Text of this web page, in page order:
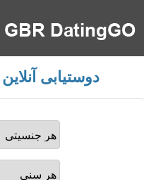
دوستیابی آنلاین